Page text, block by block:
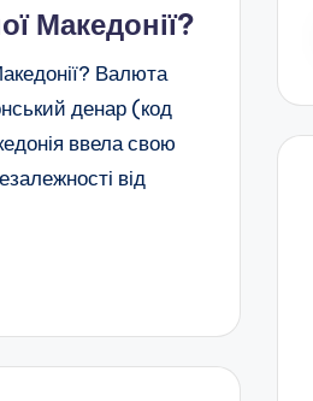
Македонії?
Валюта
денар (код
ввела свою
від